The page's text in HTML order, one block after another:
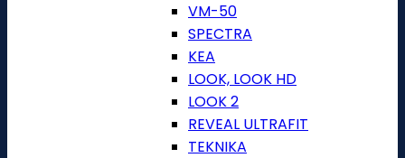
VM-50
SPECTRA
KEA
LOOK, LOOK HD
LOOK 2
REVEAL ULTRAFIT
TEKNIKA